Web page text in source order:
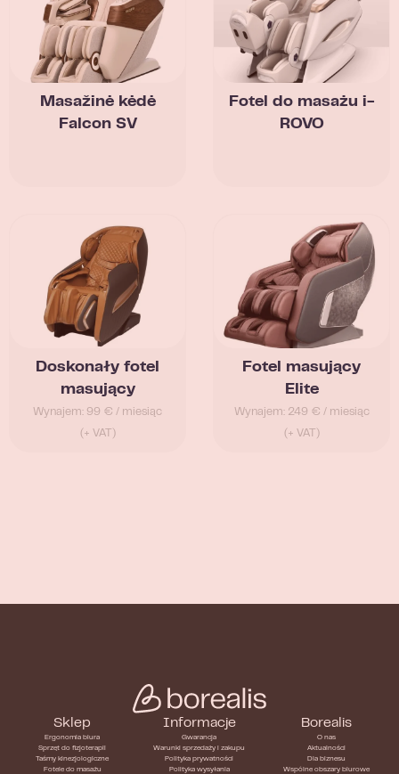
Masažinė kėdė
Falcon SV
Fotel do masażu i-
ROVO
Doskonały fotel
masujący
Wynajem: 99 € / miesiąc
(+ VAT)
Fotel masujący
Elite
Wynajem: 249 € / miesiąc
(+ VAT)
Sklep
Ergonomia biura
Sprzęt do fizjoterapii
Taśmy kinezjologiczne
Fotele do masażu
Informacje
Gwarancja
Warunki sprzedaży i zakupu
Polityka prywatności
Polityka wysyłania
Borealis
O nas
Aktualności
Dla biznesu
Wspólne obszary biurowe